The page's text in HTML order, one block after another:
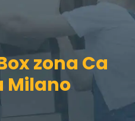
zona Ca
Milano